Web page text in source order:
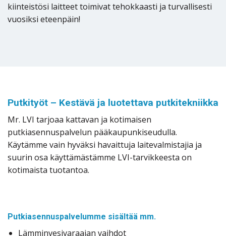
kiinteistösi laitteet toimivat tehokkaasti ja turvallisesti
vuosiksi eteenpäin!
Putkityöt – Kestävä ja luotettava putkitekniikka
Mr. LVI tarjoaa kattavan ja kotimaisen
putkiasennuspalvelun pääkaupunkiseudulla.
Käytämme vain hyväksi havaittuja laitevalmistajia ja
suurin osa käyttämästämme LVI-tarvikkeesta on
kotimaista tuotantoa.
Putkiasennuspalvelumme sisältää mm.
Lämminvesivaraajan vaihdot